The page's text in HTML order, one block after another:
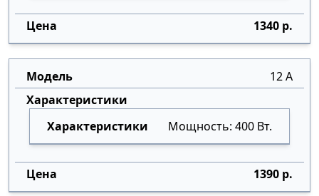
1340 р.
12 А
Мощность: 400 Вт.
1390 р.